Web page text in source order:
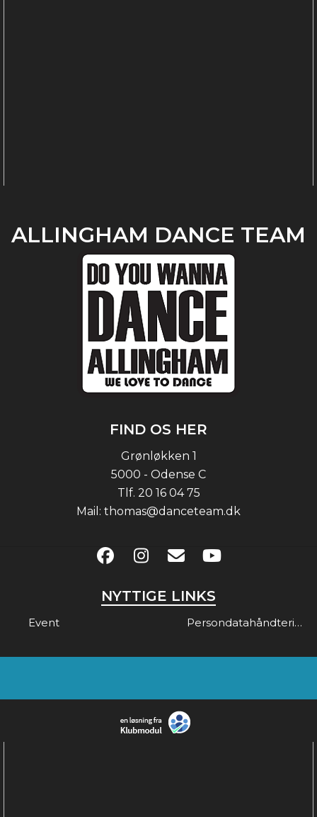
ALLINGHAM DANCE TEAM
FIND OS HER
Grønløkken 1
5000 - Odense C
Tlf. 20 16 04 75
Mail: thomas@danceteam.dk
NYTTIGE LINKS
Event Persondatahåndtering & Gdpr